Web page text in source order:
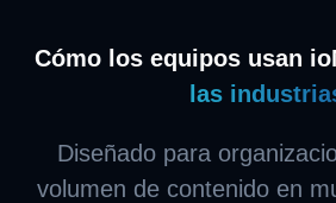
Cómo los equipos usan
las
Diseñado para
volumen de contenido en